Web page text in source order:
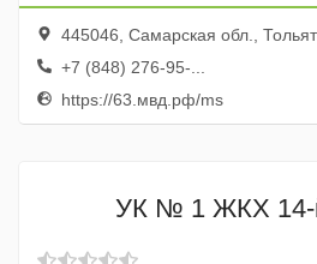
области в
районе г.
445046, Самарская обл.,
+7 (848) 276-95-...
https://63.мвд.рф/ms
УК № 1 ЖКХ 14-